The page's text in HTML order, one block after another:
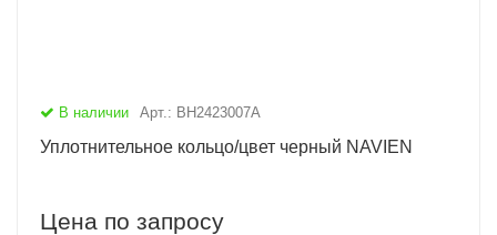
В наличии Арт.: BH2423007A
Уплотнительное кольцо/цвет черный NAVIEN
Цена по запросу